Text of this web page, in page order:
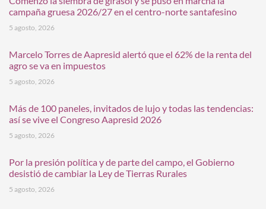
campaña gruesa 2026/27 en el centro-norte santafesino
5 agosto, 2026
Marcelo Torres de Aapresid alertó que el 62% de la renta del
agro se va en impuestos
5 agosto, 2026
Más de 100 paneles, invitados de lujo y todas las tendencias:
así se vive el Congreso Aapresid 2026
5 agosto, 2026
Por la presión política y de parte del campo, el Gobierno
desistió de cambiar la Ley de Tierras Rurales
5 agosto, 2026